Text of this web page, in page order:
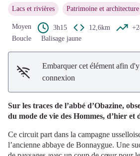
Lacs et rivières Patrimoine et architecture
Moyen 3h15 12,6km
Boucle
Balisage jaune
Embarquer cet élément afin
connexion
Sur les traces de l’abbé d’Obazine,
du mode de vie des Hommes, d’hier et
Ce circuit part dans la campagne
l’ancienne abbaye de Bonnaygue. Une